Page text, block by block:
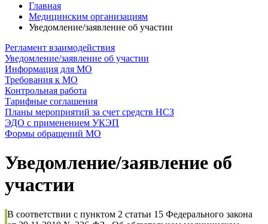
Главная
Медицинским организациям
Уведомление/заявление об участии
Регламент взаимодействия
Уведомление/заявление об участии
Информация для МО
Требования к МО
Контрольная работа
Тарифные соглашения
Планы мероприятий за счет средств НСЗ
ЭДО с применением УКЭП
Формы обращений МО
Уведомление/заявление об
участии
В соответствии с пунктом 2 статьи 15 Федерального закона